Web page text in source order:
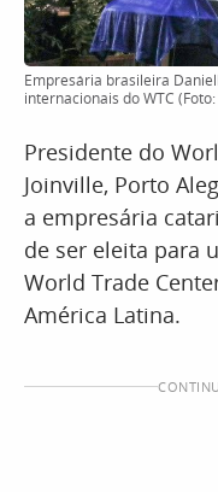
Empresária brasileira
internacionais do WTC
Presidente do
Joinville, Porto
a empresária
de ser eleita para
World Trade
América Latina.